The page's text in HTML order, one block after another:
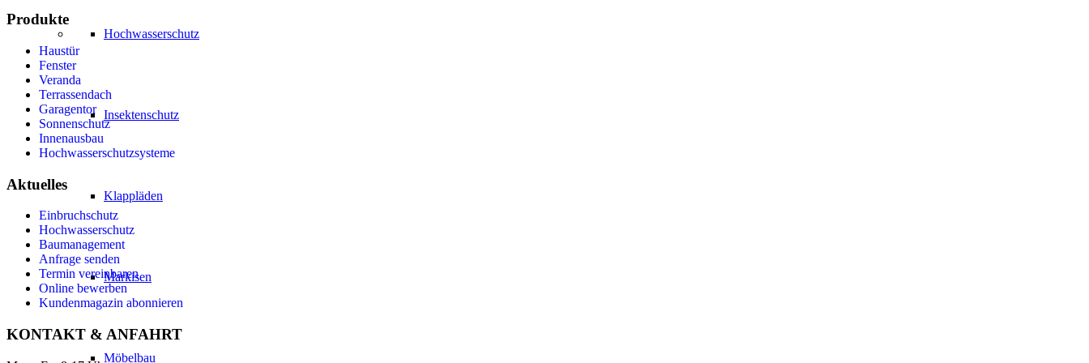
Hochwasserschutz
Insektenschutz
Klappläden
Markisen
Möbelbau
Produkte
Haustür
Fenster
Veranda
Terrassendach
Garagentor
Sonnenschutz
Innenausbau
Hochwasserschutzsysteme
Aktuelles
Einbruchschutz
Hochwasserschutz
Baumanagement
Anfrage senden
Termin vereinbaren
Online bewerben
Kundenmagazin abonnieren
KONTAKT & ANFAHRT